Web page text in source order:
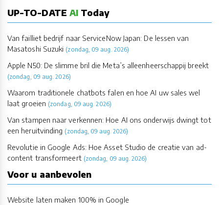
UP-TO-DATE AI Today
Van failliet bedrijf naar ServiceNow Japan: De lessen van
Masatoshi Suzuki (zondag, 09 aug. 2026)
Apple N50: De slimme bril die Meta’s alleenheerschappij breekt
(zondag, 09 aug. 2026)
Waarom traditionele chatbots falen en hoe AI uw sales wel
laat groeien (zondag, 09 aug. 2026)
Van stampen naar verkennen: Hoe AI ons onderwijs dwingt tot
een heruitvinding (zondag, 09 aug. 2026)
Revolutie in Google Ads: Hoe Asset Studio de creatie van ad-
content transformeert (zondag, 09 aug. 2026)
Voor u aanbevolen
Website laten maken 100% in Google